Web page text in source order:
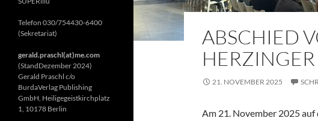
ABSCHIED
21. NOVEMBER 2025
Am 21. November 2025
Telefon 030/754430-6400
(Sekretariat)
gerald.praschl(at)me.com
(StandDezember 2024)
Gerald Praschl c/o
BurdaVerlag Publishing
GmbH, Heiligegeistkirchplatz
1, 10178 Berlin